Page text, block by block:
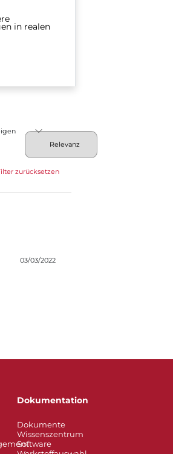
in realen
zurücksetzen
03/03/2022
Dokumentation
Dokumente
Wissenszentrum
Software